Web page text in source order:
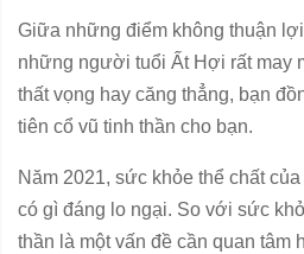
Giữa những điểm không thuận
những người tuổi Ất Hợi rất may
thất vọng hay căng thẳng, bạn
tiên cổ vũ tinh thần cho bạn.
Năm 2021, sức khỏe thể chất
có gì đáng lo ngại. So với sức
thần là một vấn đề cần quan tâm